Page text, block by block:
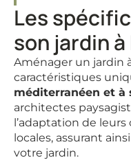
Les
son jardin
Aménager un jardin
caractéristiques
méditerranéen et à
architectes
l’adaptation de
locales, assurant
votre jardin.